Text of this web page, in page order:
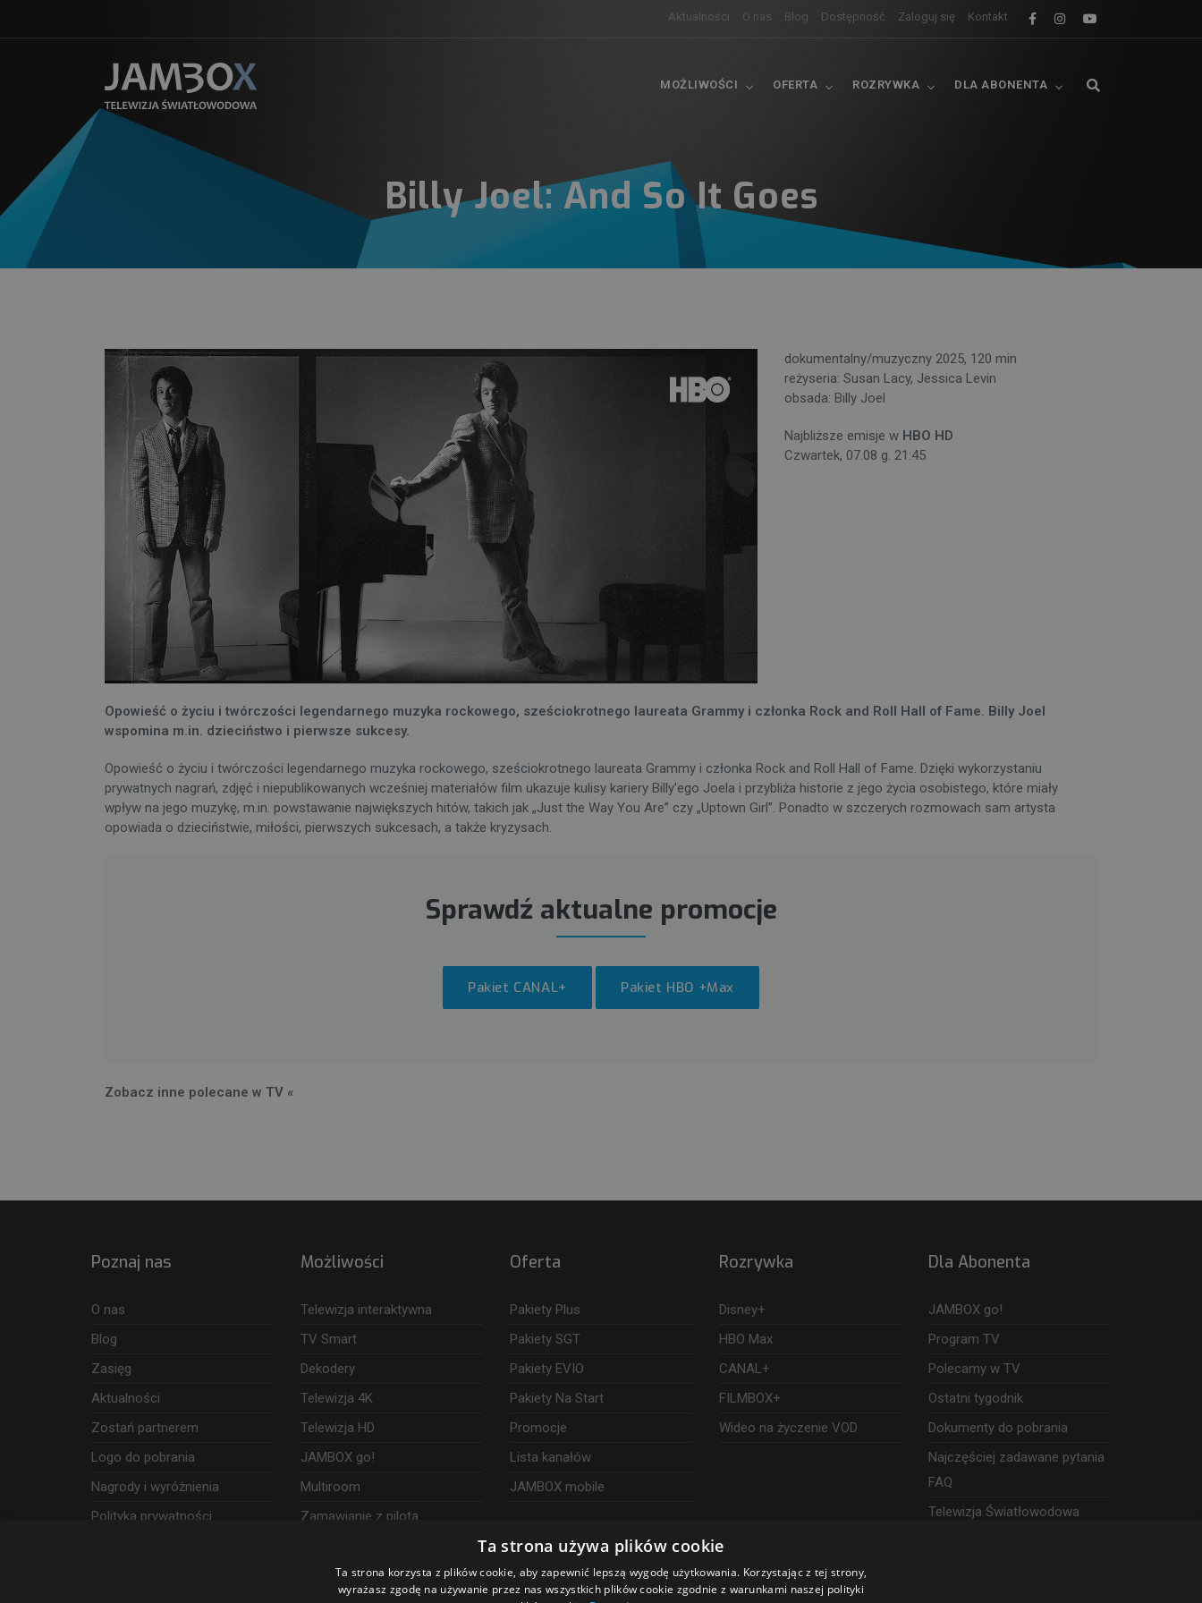
Aktualności O nas Blog Dostępność Zaloguj się Kontakt
MOŻLIWOŚCI OFERTA ROZRYWKA DLA ABONENTA
Billy Joel: And So It Goes
dokumentalny/muzyczny 2025, 120 min
reżyseria: Susan Lacy, Jessica Levin
obsada: Billy Joel
Najbliższe emisje w HBO HD
Czwartek, 07.08 g. 21:45
Opowieść o życiu i twórczości legendarnego muzyka rockowego, sześciokrotnego laureata Grammy i członka Rock and Roll Hall of Fame. Billy Joel
wspomina m.in. dzieciństwo i pierwsze sukcesy.
Opowieść o życiu i twórczości legendarnego muzyka rockowego, sześciokrotnego laureata Grammy i członka Rock and Roll Hall of Fame. Dzięki wykorzystaniu
prywatnych nagrań, zdjęć i niepublikowanych wcześniej materiałów film ukazuje kulisy kariery Billy'ego Joela i przybliża historie z jego życia osobistego, które miały
wpływ na jego muzykę, m.in. powstawanie największych hitów, takich jak „Just the Way You Are” czy „Uptown Girl”. Ponadto w szczerych rozmowach sam artysta
opowiada o dzieciństwie, miłości, pierwszych sukcesach, a także kryzysach.
Sprawdź aktualne promocje
Pakiet CANAL+ Pakiet HBO +Max
Zobacz inne polecane w TV «
Poznaj nas
O nas
Blog
Zasięg
Aktualności
Zostań partnerem
Logo do pobrania
Nagrody i wyróżnienia
Polityka prywatności
Możliwości
Telewizja interaktywna
TV Smart
Dekodery
Telewizja 4K
Telewizja HD
JAMBOX go!
Multiroom
Zamawianie z pilota
Oferta
Pakiety Plus
Pakiety SGT
Pakiety EVIO
Pakiety Na Start
Promocje
Lista kanałów
JAMBOX mobile
Rozrywka
Disney+
HBO Max
CANAL+
FILMBOX+
Wideo na życzenie VOD
Dla Abonenta
JAMBOX go!
Program TV
Polecamy w TV
Ostatni tygodnik
Dokumenty do pobrania
Najczęściej zadawane pytania
FAQ
Telewizja Światłowodowa
Ta strona używa plików cookie
Ta strona korzysta z plików cookie, aby zapewnić lepszą wygodę użytkowania. Korzystając z tej strony,
wyrażasz zgodę na używanie przez nas wszystkich plików cookie zgodnie z warunkami naszej polityki